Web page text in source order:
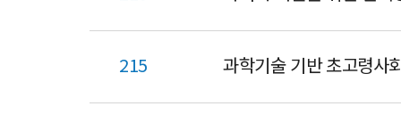
215 과학기술 기반 초고령사